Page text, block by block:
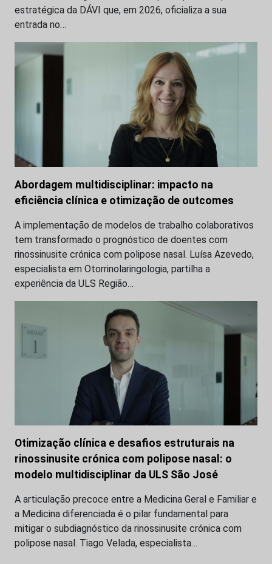
estratégica da DÁVI que, em 2026, oficializa a sua
entrada no…
Abordagem multidisciplinar: impacto na
eficiência clínica e otimização de outcomes
A implementação de modelos de trabalho colaborativos
tem transformado o prognóstico de doentes com
rinossinusite crónica com polipose nasal. Luísa Azevedo,
especialista em Otorrinolaringologia, partilha a
experiência da ULS Região…
Otimização clínica e desafios estruturais na
rinossinusite crónica com polipose nasal: o
modelo multidisciplinar da ULS São José
A articulação precoce entre a Medicina Geral e Familiar e
a Medicina diferenciada é o pilar fundamental para
mitigar o subdiagnóstico da rinossinusite crónica com
polipose nasal. Tiago Velada, especialista…